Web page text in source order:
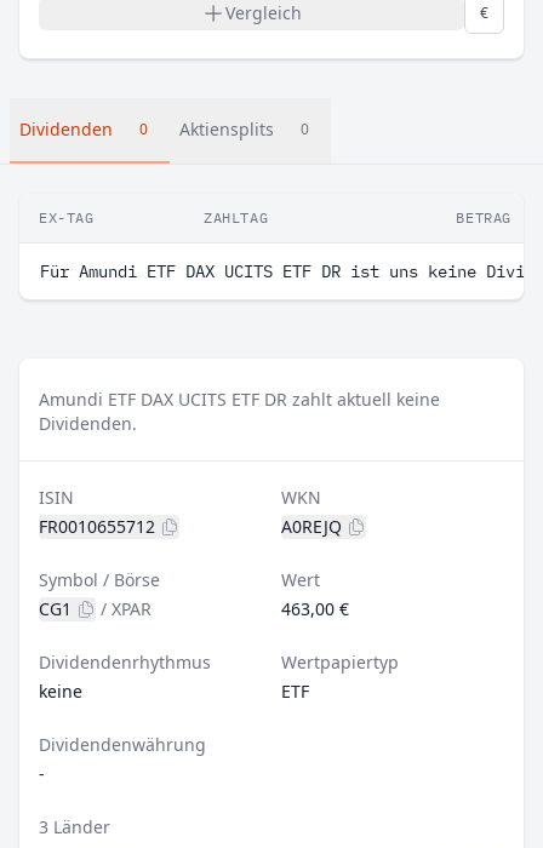
Vergleich €
Dividenden 0 Aktiensplits 0
EX-TAG ZAHLTAG BETRAG
Für Amundi ETF DAX UCITS ETF DR ist uns keine
Amundi ETF DAX UCITS ETF DR zahlt aktuell keine
Dividenden.
ISIN
FR0010655712
WKN
A0REJQ
Symbol / Börse
CG1
/ XPAR
Wert
463,00 €
Dividendenrhythmus
keine
Wertpapiertyp
ETF
Dividendenwährung
-
3 Länder